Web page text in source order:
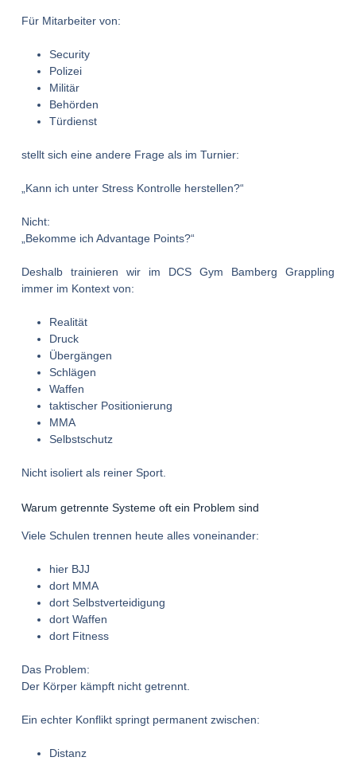
Für Mitarbeiter von:
Security
Polizei
Militär
Behörden
Türdienst
stellt sich eine andere Frage als im Turnier:
„Kann ich unter Stress Kontrolle herstellen?“
Nicht:
„Bekomme ich Advantage Points?“
Deshalb trainieren wir im DCS Gym Bamberg Grappling
immer im Kontext von:
Realität
Druck
Übergängen
Schlägen
Waffen
taktischer Positionierung
MMA
Selbstschutz
Nicht isoliert als reiner Sport.
Warum getrennte Systeme oft ein Problem sind
Viele Schulen trennen heute alles voneinander:
hier BJJ
dort MMA
dort Selbstverteidigung
dort Waffen
dort Fitness
Das Problem:
Der Körper kämpft nicht getrennt.
Ein echter Konflikt springt permanent zwischen:
Distanz